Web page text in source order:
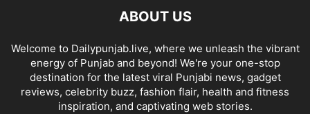
ABOUT US
Welcome to Dailypunjab.live, where we unleash the vibrant
energy of Punjab and beyond! We're your one-stop
destination for the latest viral Punjabi news, gadget
reviews, celebrity buzz, fashion flair, health and fitness
inspiration, and captivating web stories.